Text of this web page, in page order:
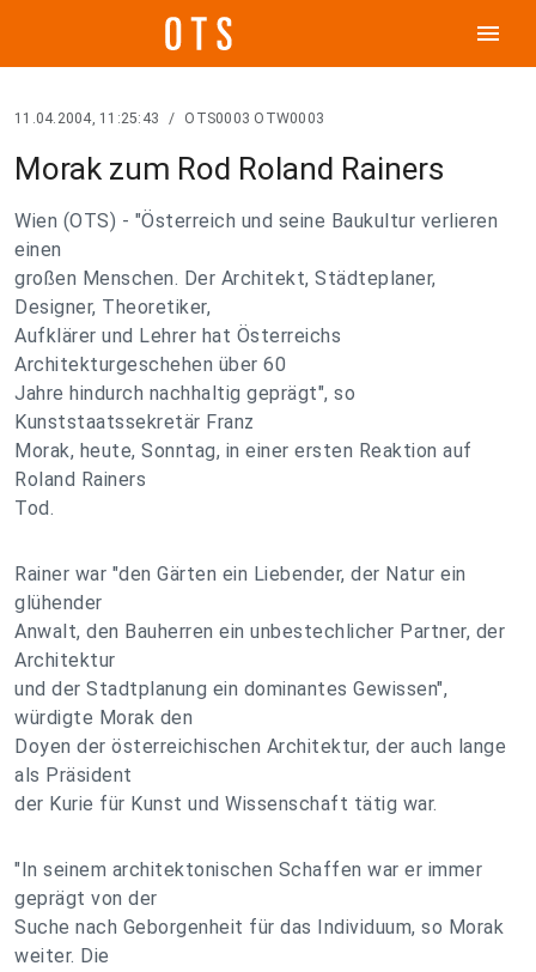
menu
11.04.2004, 11:25:43 / OTS0003 OTW0003
Morak zum Rod Roland Rainers
Wien (OTS) - "Österreich und seine Baukultur verlieren
einen
großen Menschen. Der Architekt, Städteplaner,
Designer, Theoretiker,
Aufklärer und Lehrer hat Österreichs
Architekturgeschehen über 60
Jahre hindurch nachhaltig geprägt", so
Kunststaatssekretär Franz
Morak, heute, Sonntag, in einer ersten Reaktion auf
Roland Rainers
Tod.
Rainer war "den Gärten ein Liebender, der Natur ein
glühender
Anwalt, den Bauherren ein unbestechlicher Partner, der
Architektur
und der Stadtplanung ein dominantes Gewissen",
würdigte Morak den
Doyen der österreichischen Architektur, der auch lange
als Präsident
der Kurie für Kunst und Wissenschaft tätig war.
"In seinem architektonischen Schaffen war er immer
geprägt von der
Suche nach Geborgenheit für das Individuum, so Morak
weiter. Die